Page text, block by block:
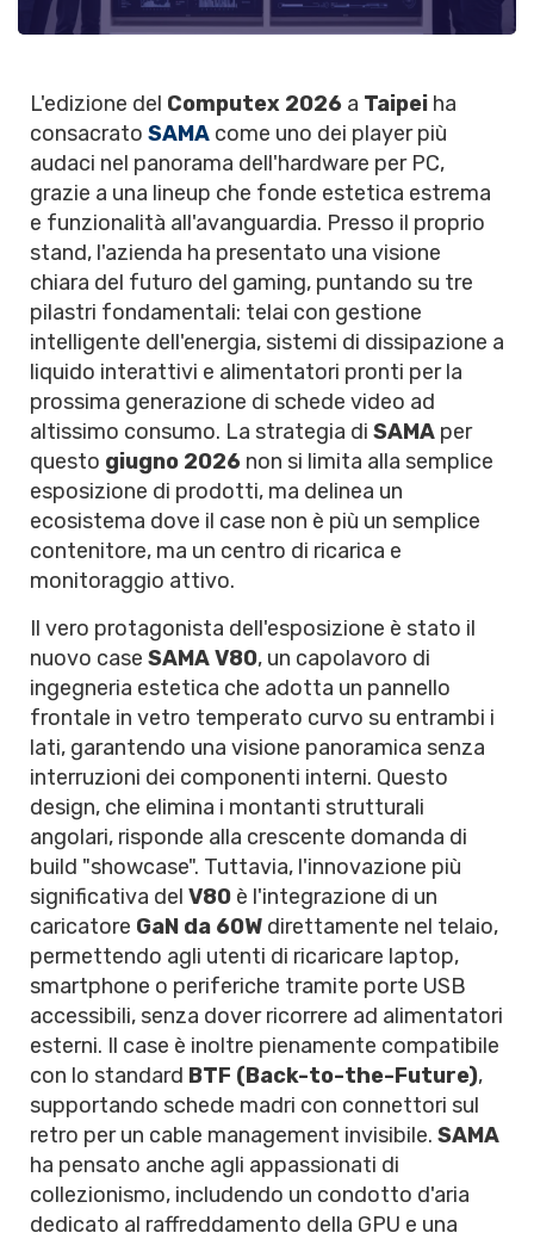
L'edizione del Computex 2026 a Taipei ha
consacrato SAMA come uno dei player più
audaci nel panorama dell'hardware per PC,
grazie a una lineup che fonde estetica estrema
e funzionalità all'avanguardia. Presso il proprio
stand, l'azienda ha presentato una visione
chiara del futuro del gaming, puntando su tre
pilastri fondamentali: telai con gestione
intelligente dell'energia, sistemi di dissipazione a
liquido interattivi e alimentatori pronti per la
prossima generazione di schede video ad
altissimo consumo. La strategia di SAMA per
questo giugno 2026 non si limita alla semplice
esposizione di prodotti, ma delinea un
ecosistema dove il case non è più un semplice
contenitore, ma un centro di ricarica e
monitoraggio attivo.
Il vero protagonista dell'esposizione è stato il
nuovo case SAMA V80, un capolavoro di
ingegneria estetica che adotta un pannello
frontale in vetro temperato curvo su entrambi i
lati, garantendo una visione panoramica senza
interruzioni dei componenti interni. Questo
design, che elimina i montanti strutturali
angolari, risponde alla crescente domanda di
build "showcase". Tuttavia, l'innovazione più
significativa del V80 è l'integrazione di un
caricatore GaN da 60W direttamente nel telaio,
permettendo agli utenti di ricaricare laptop,
smartphone o periferiche tramite porte USB
accessibili, senza dover ricorrere ad alimentatori
esterni. Il case è inoltre pienamente compatibile
con lo standard BTF (Back-to-the-Future),
supportando schede madri con connettori sul
retro per un cable management invisibile. SAMA
ha pensato anche agli appassionati di
collezionismo, includendo un condotto d'aria
dedicato al raffreddamento della GPU e una